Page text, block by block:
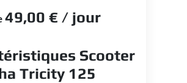
49,00 € / jour
Scooter
Tricity 125